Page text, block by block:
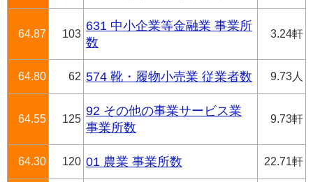
64.87 103
631 中小企業等金融業 事業所
数
3.24軒
64.80 62 574 靴・履物小売業 従業者数 9.73人
64.55 125
92 その他の事業サービス業
事業所数
9.73軒
64.30 120 01 農業 事業所数 22.71軒